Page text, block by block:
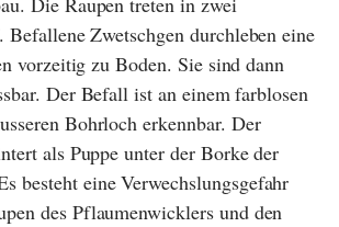
Befallene Zwetschgen durchleben eine
vorzeitig zu Boden. Sie sind dann
Der Befall ist an einem farblosen
Bohrloch erkennbar. Der
als Puppe unter der Borke der
besteht eine Verwechslungsgefahr
des Pflaumenwicklers und den